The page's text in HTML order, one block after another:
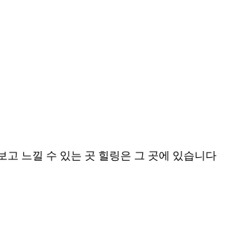
고 느낄 수 있는 곳 힐링은 그 곳에 있습니다